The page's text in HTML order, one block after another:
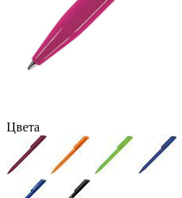
Цвета